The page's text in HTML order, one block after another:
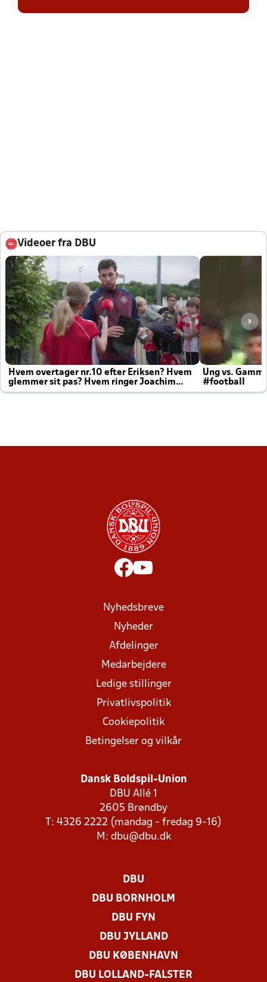
Videoer fra DBU
Hvem overtager nr.10 efter Eriksen? Hvem
glemmer sit pas? Hvem ringer Joachim
altid til efter kampe?
Ung vs.
#football
Nyhedsbreve
Nyheder
Afdelinger
Medarbejdere
Ledige stillinger
Privatlivspolitik
Cookiepolitik
Betingelser og vilkår
Dansk Boldspil-Union
DBU Allé 1
2605 Brøndby
T: 4326 2222 (mandag - fredag 9-16)
M: dbu@dbu.dk
DBU
DBU BORNHOLM
DBU FYN
DBU JYLLAND
DBU KØBENHAVN
DBU LOLLAND-FALSTER